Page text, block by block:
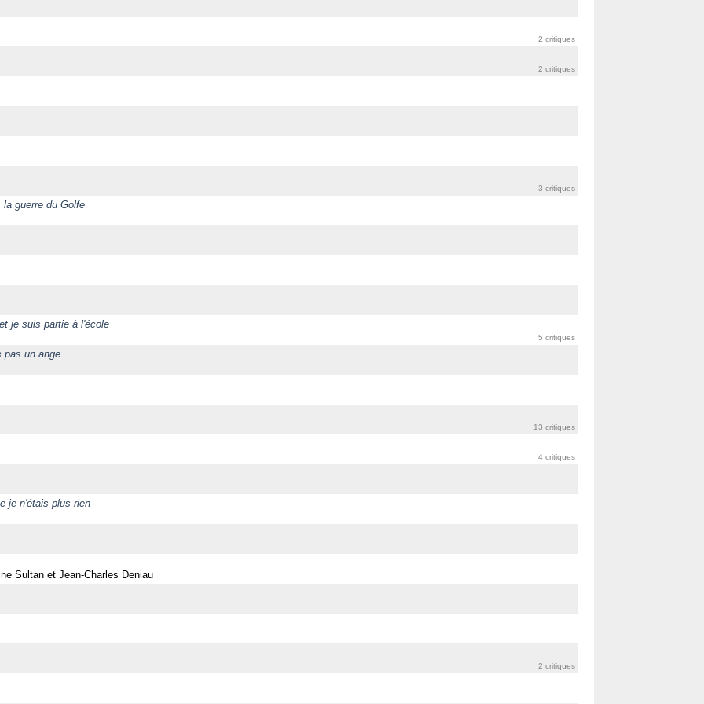
2 critiques
2 critiques
3 critiques
guerre du Golfe
je suis partie à l'école
5 critiques
pas un ange
13 critiques
4 critiques
je n'étais plus rien
Sultan et Jean-Charles Deniau
2 critiques